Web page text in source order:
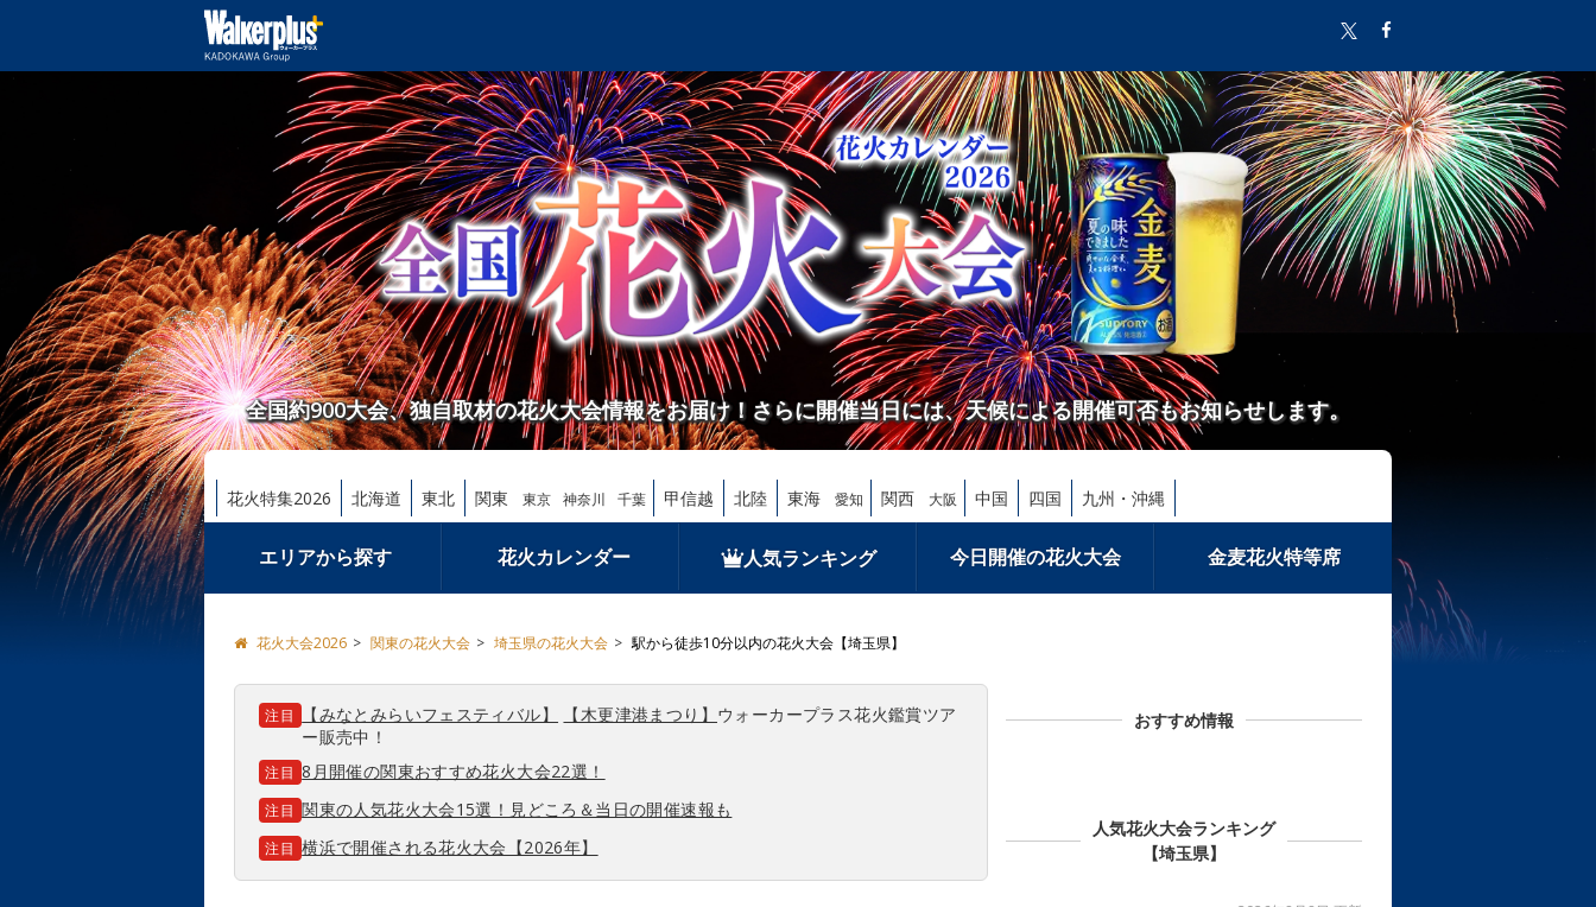
全国約900大会、独自取材の花火大会情報をお届け！さらに開催当日には、天候による開催可否もお知らせします。
花火特集2026 北海道 東北 関東 東京 神奈川 千葉 甲信越 北陸 東海 愛知 関西 大阪 中国 四国 九州・沖縄
エリアから探す 花火カレンダー 人気ランキング 今日開催の花火大会 金麦花火特等席
花火大会2026 関東の花火大会 埼玉県の花火大会 駅から徒歩10分以内の花火大会【埼玉県】
注目 【みなとみらいフェスティバル】 【木更津港まつり】 ウォーカープラス花火鑑賞ツア
ー販売中！
注目 8月開催の関東おすすめ花火大会22選！
注目 関東の人気花火大会15選！見どころ＆当日の開催速報も
注目 横浜で開催される花火大会【2026年】
おすすめ情報
人気花火大会ランキング
【埼玉県】